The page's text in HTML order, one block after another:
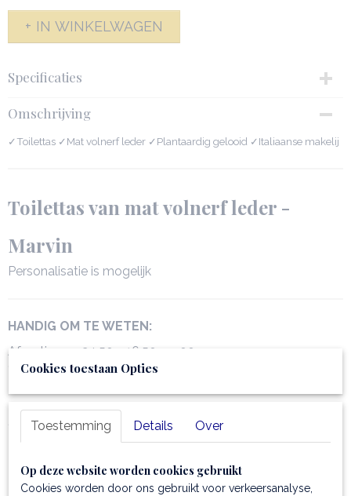
IN WINKELWAGEN
Specificaties
Productcode
142326-5196
Netto gewicht
Omschrijving
✓Toilettas ✓Mat volnerf leder ✓Plantaardig gelooid ✓Italiaanse makelij
Toilettas van mat volnerf leder -
Marvin
Personalisatie is mogelijk
HANDIG OM TE WETEN:
Afmetingen: 24.50 x 16.50 x 9.00 cm
Gewicht: 0.37 Kg
Samenstelling
prachtige toilettasis gemaakt van mat volnerf
plantaardig gelooid
Cookies toestaan Opties
Toestemming Details Over
Op deze website worden cookies gebruikt
Cookies worden door ons gebruikt voor verkeersanalyse,